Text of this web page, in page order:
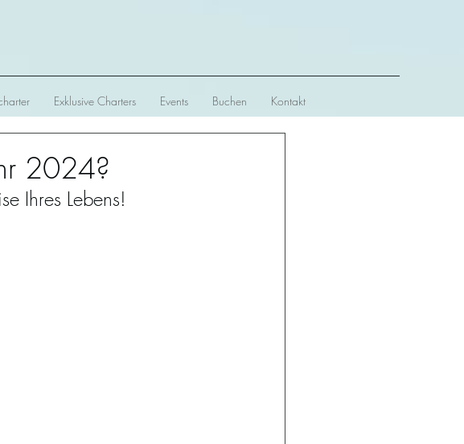
Exklusive Charters Events Buchen Kontakt
2024?
Ihres Lebens!